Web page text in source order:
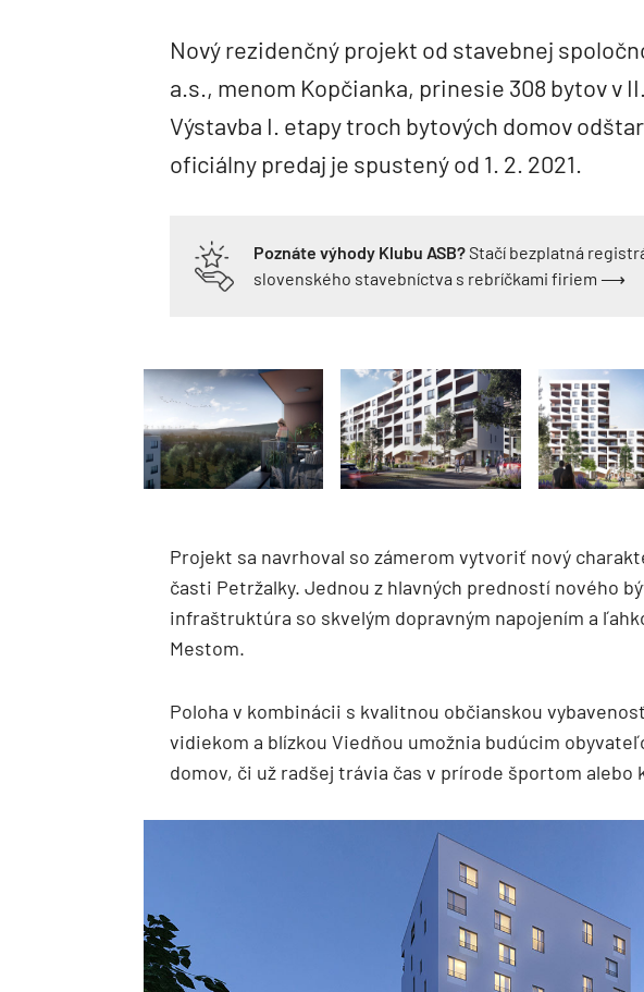
Nový rezidenčný projekt od stavebnej
a.s., menom Kopčianka, prinesie 308 bytov v
Výstavba I. etapy troch bytových domov
oficiálny predaj je spustený od 1. 2. 2021.
Poznáte výhody Klubu ASB?Stačí bezplatná
slovenského stavebníctva s rebríčkami firiem ⟶
Projekt sa navrhoval so zámerom vytvoriť nový
časti Petržalky. Jednou z hlavných predností nového
infraštruktúra so skvelým dopravným napojením a
Mestom.
Poloha v kombinácii s kvalitnou občianskou
vidiekom a blízkou Viedňou umožnia budúcim
domov, či už radšej trávia čas v prírode športom alebo